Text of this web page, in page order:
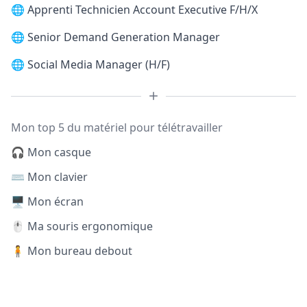
🌐 Apprenti Technicien Account Executive F/H/X
🌐 Senior Demand Generation Manager
🌐 Social Media Manager (H/F)
Mon top 5 du matériel pour télétravailler
🎧 Mon casque
⌨️ Mon clavier
🖥️ Mon écran
🖱️ Ma souris ergonomique
🧍 Mon bureau debout